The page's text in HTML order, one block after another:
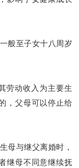
般至子女十八周岁
劳动收入为主要生
，父母可以停止给
母与继父离婚时，
继母不同意继续抚